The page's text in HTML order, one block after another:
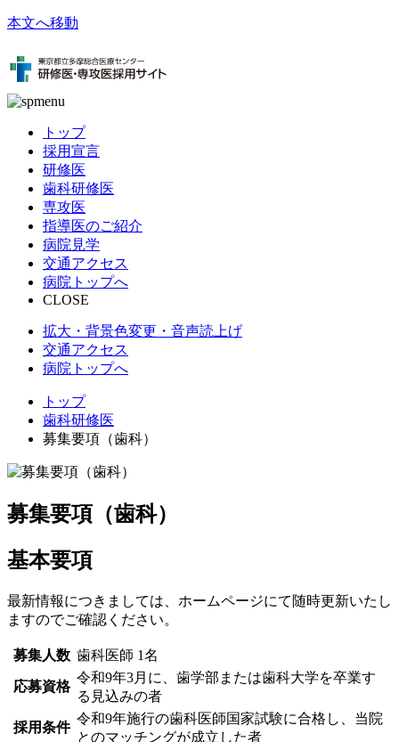
本文へ移動
トップ
採用宣言
研修医
歯科研修医
専攻医
指導医のご紹介
病院見学
交通アクセス
病院トップへ
CLOSE
拡大・背景色変更・音声読上げ
交通アクセス
病院トップへ
トップ
歯科研修医
募集要項（歯科）
募集要項（歯科）
基本要項
最新情報につきましては、ホームページにて随時更新いたし
ますのでご確認ください。
募集人数 歯科医師 1名
応募資格
令和9年3月に、歯学部または歯科大学を卒業す
る見込みの者
採用条件
令和9年施行の歯科医師国家試験に合格し、当院
とのマッチングが成立した者